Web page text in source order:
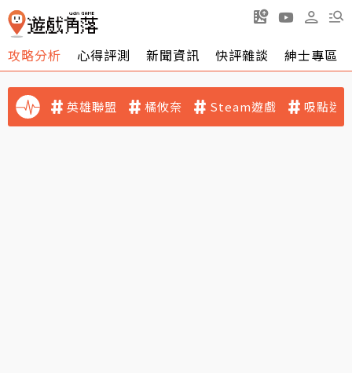
攻略分析 心得評測 新聞資訊 快評雜談 紳士專區
英雄聯盟 橘攸奈 Steam遊戲 吸點迷